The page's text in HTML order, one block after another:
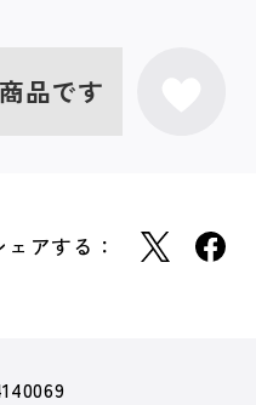
品です
ェアする：